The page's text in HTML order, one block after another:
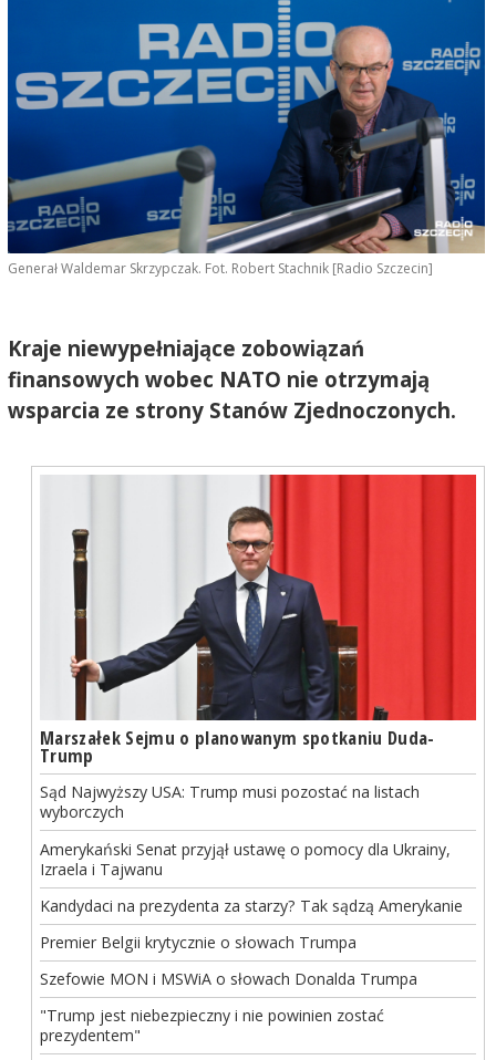
Generał Waldemar Skrzypczak. Fot. Robert Stachnik [Radio Szczecin]
Kraje niewypełniające zobowiązań
finansowych wobec NATO nie otrzymają
wsparcia ze strony Stanów Zjednoczonych.
Marszałek Sejmu o planowanym spotkaniu Duda-
Trump
Sąd Najwyższy USA: Trump musi pozostać na listach
wyborczych
Amerykański Senat przyjął ustawę o pomocy dla Ukrainy,
Izraela i Tajwanu
Kandydaci na prezydenta za starzy? Tak sądzą Amerykanie
Premier Belgii krytycznie o słowach Trumpa
Szefowie MON i MSWiA o słowach Donalda Trumpa
"Trump jest niebezpieczny i nie powinien zostać
prezydentem"